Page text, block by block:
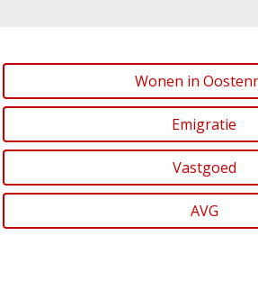
Wonen in
Emigratie
Vastgoed
AVG